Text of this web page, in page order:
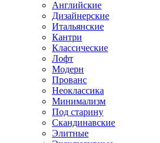
Английские
Дизайнерские
Итальянские
Кантри
Классические
Лофт
Модерн
Прованс
Неоклассика
Минимализм
Под старину
Скандинавские
Элитные